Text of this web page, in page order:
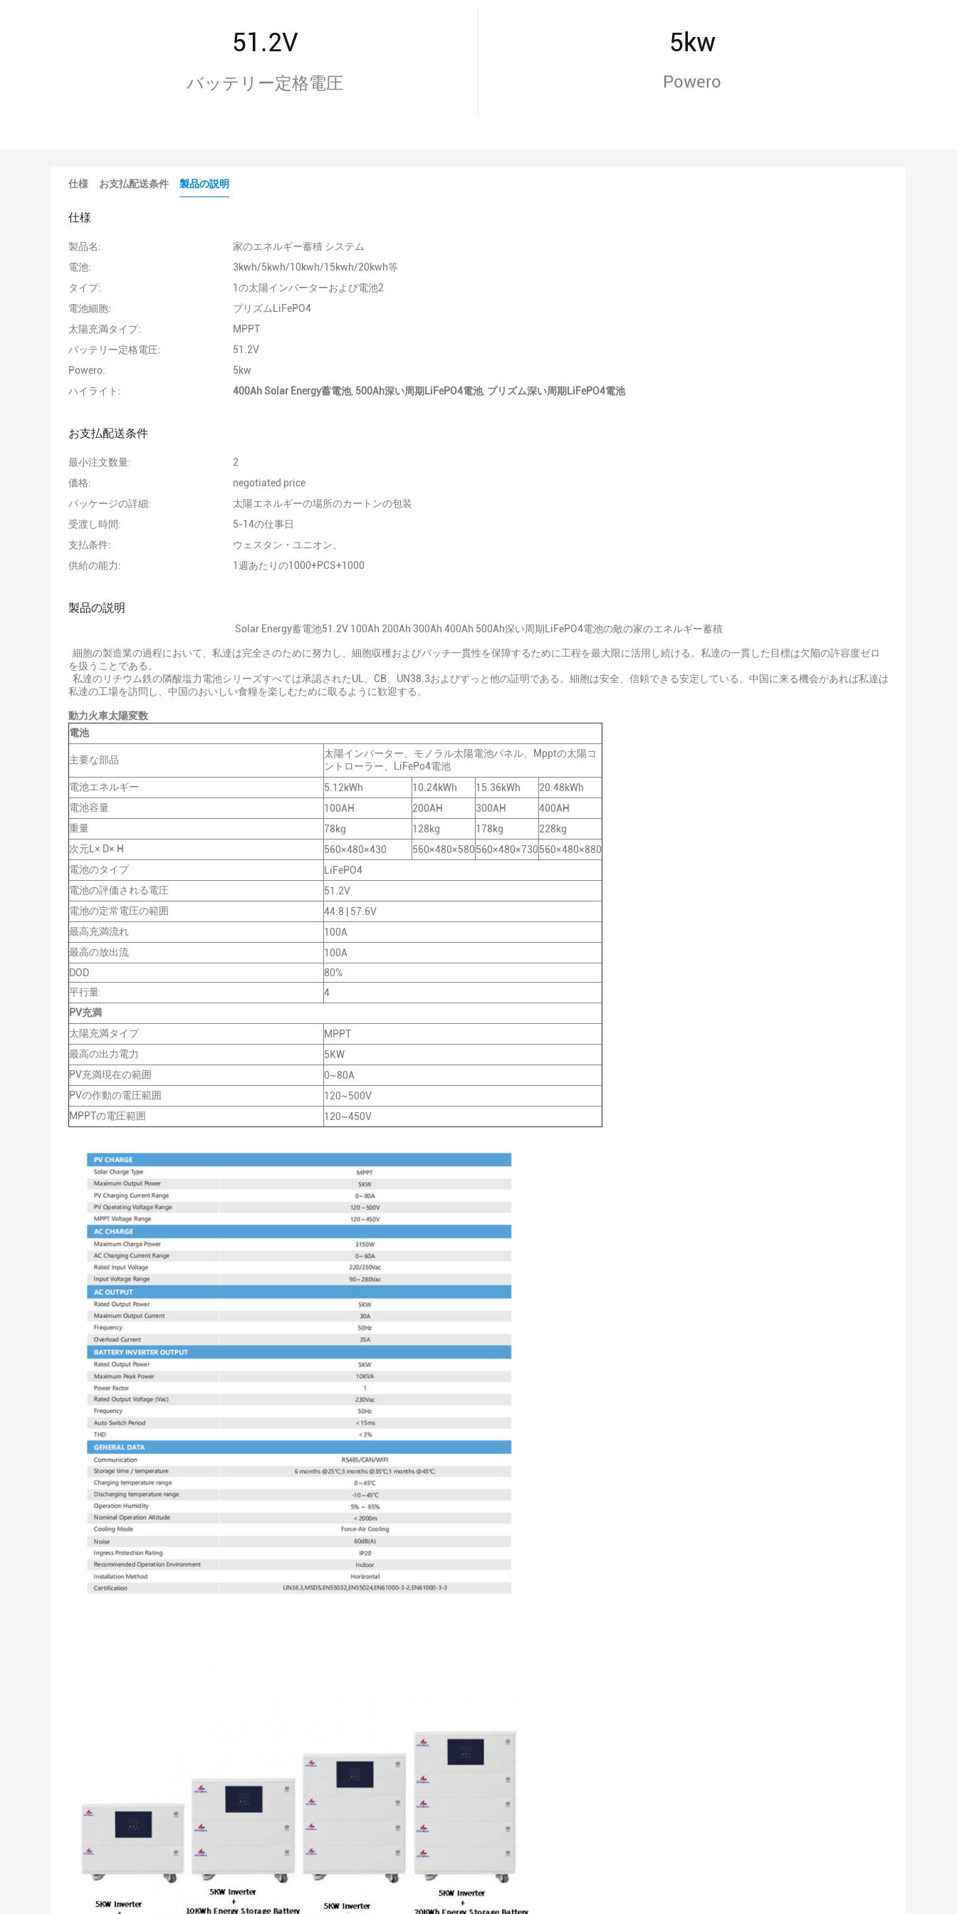
51.2V
バッテリー定格電圧
5kw
Powero
仕様 お支払配送条件 製品の説明
仕様
製品名:
家のエネルギー蓄積 システム
電池:
3kwh/5kwh/10kwh/15kwh/20kwh等
タイプ:
1の太陽インバーターおよび電池2
電池細胞:
プリズムLiFePO4
太陽充満タイプ:
MPPT
バッテリー定格電圧:
51.2V
Powero:
5kw
ハイライト:
400Ah Solar Energy蓄電池, 500Ah深い周期LiFePO4電池, プリズム深い周期LiFePO4電池
お支払配送条件
最小注文数量:
2
価格:
negotiated price
パッケージの詳細:
太陽エネルギーの場所のカートンの包装
受渡し時間:
5-14の仕事日
支払条件:
ウェスタン・ユニオン、
供給の能力:
1週あたりの1000+PCS+1000
製品の説明
Solar Energy蓄電池51.2V 100Ah 200Ah 300Ah 400Ah 500Ah深い周期LiFePO4電池の敵の家のエネルギー蓄積
細胞の製造業の過程において、私達は完全さのために努力し、細胞収穫およびバッチ一貫性を保障するために工程を最大限に活用し続ける。私達の一貫した目標は欠陥の許容度ゼロ
を扱うことである。
私達のリチウム鉄の隣酸塩力電池シリーズすべては承認されたUL、CB、UN38.3およびずっと他の証明である。細胞は安全、信頼できる安定している。中国に来る機会があれば私達は
私達の工場を訪問し、中国のおいしい食糧を楽しむために取るように歓迎する。
動力火車太陽変数
電池
主要な部品
太陽インバーター、モノラル太陽電池パネル、Mpptの太陽コ
ントローラー、LiFePo4電池
電池エネルギー
5.12kWh 10.24kWh 15.36kWh
20.48kWh
電池容量
100AH 200AH 300AH
400AH
重量
78kg 128kg 178kg
228kg
次元L× D× H
560×480×430 560×480×580560×480×730560×480×880
電池のタイプ
LiFePO4
電池の評価される電圧
51.2V
電池の定常電圧の範囲
44.8 | 57.6V
最高充満流れ
100A
最高の放出流
100A
DOD
80%
平行量
4
PV充満
太陽充満タイプ
MPPT
最高の出力電力
5KW
PV充満現在の範囲
0~80A
PVの作動の電圧範囲
120~500V
MPPTの電圧範囲
120~450V